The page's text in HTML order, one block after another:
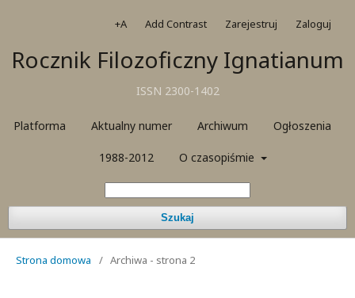
Rocznik Filozoficzny Ignatianum
ISSN 2300-1402
Platforma Aktualny numer Archiwum Ogłoszenia
1988-2012 O czasopiśmie
Szukaj
+A Add Contrast Zarejestruj Zaloguj
Strona domowa / Archiwa - strona 2